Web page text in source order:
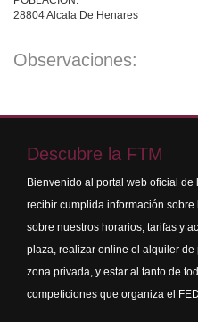
28804 Alcala De Henares
Observaciones:
Descubre la FTM
Bienvenido al portal web oficial de
recibir cumplida información
sobre nuestros horarios, tarifas y
plaza, realizar online el alquiler de
zona privada, y estar al tanto de
competiciones que organiza el